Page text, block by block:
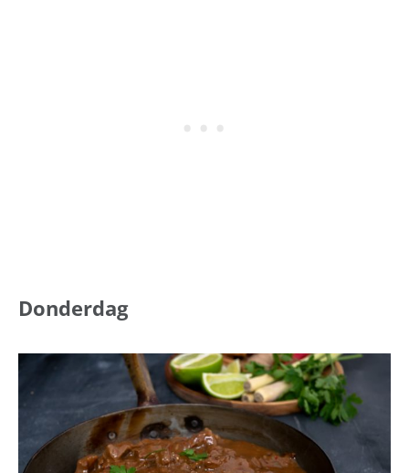
Donderdag